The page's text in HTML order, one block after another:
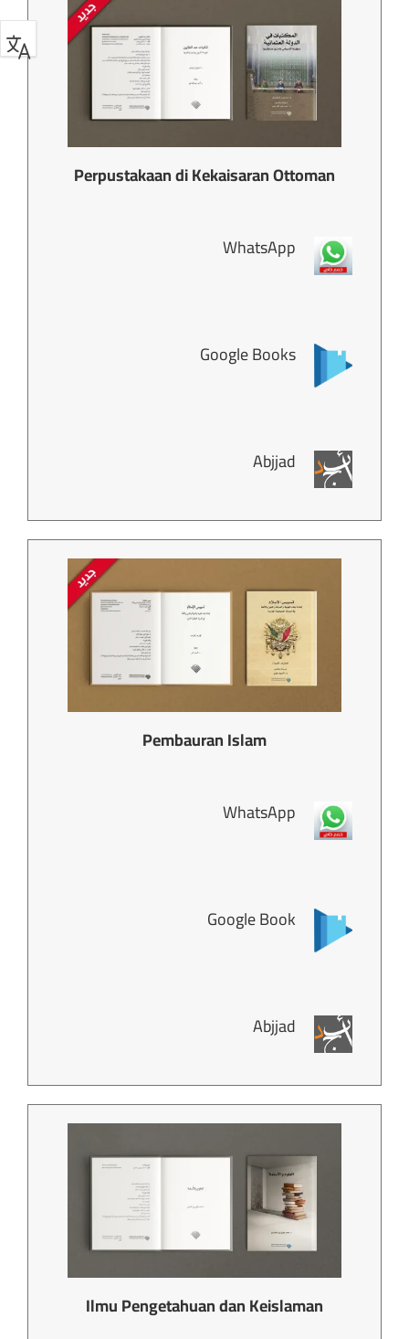
Perpustakaan di Kekaisaran Ottoman
WhatsApp
Google Books
Abjjad
Pembauran Islam
WhatsApp
Google Book
Abjjad
Ilmu Pengetahuan dan Keislaman